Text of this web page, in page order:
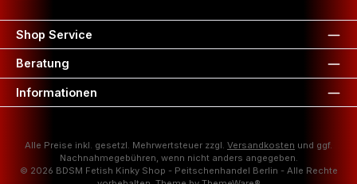
Shop Service
Beratung
Informationen
Alle Preise inkl. gesetzl. Mehrwertsteuer zzgl. Versandkosten und ggf.
Nachnahmegebühren, wenn nicht anders angegeben.
© 2026 BDSM Fetish Kinky Shop - Peitschenhandel Berlin - Alle Rechte